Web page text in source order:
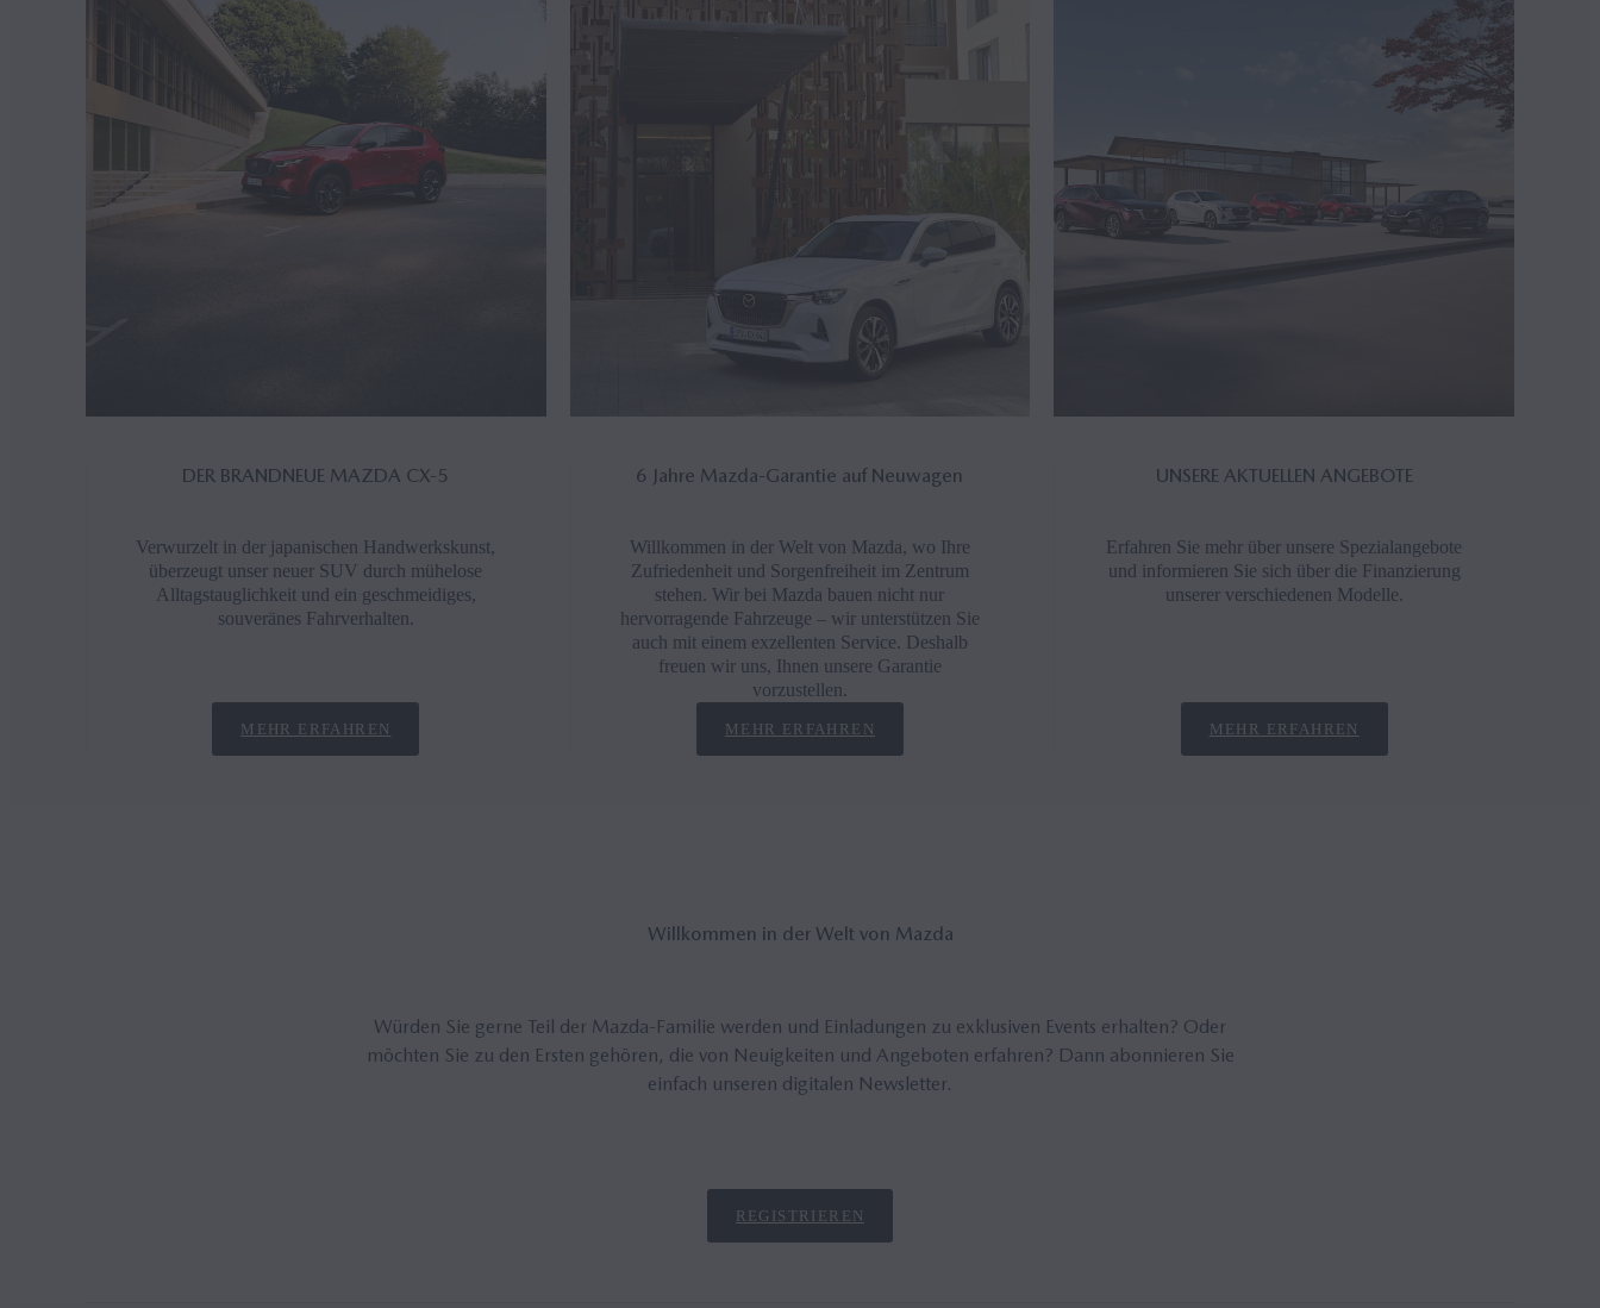
DER BRANDNEUE MAZDA CX‑5
Verwurzelt in der japanischen Handwerkskunst,
überzeugt unser neuer SUV durch mühelose
Alltagstauglichkeit und ein geschmeidiges,
souveränes Fahrverhalten.
MEHR ERFAHREN
6 Jahre Mazda-Garantie auf Neuwagen
Willkommen in der Welt von Mazda, wo Ihre
Zufriedenheit und Sorgenfreiheit im Zentrum
stehen. Wir bei Mazda bauen nicht nur
hervorragende Fahrzeuge – wir unterstützen Sie
auch mit einem exzellenten Service. Deshalb
freuen wir uns, Ihnen unsere Garantie
vorzustellen.
MEHR ERFAHREN
UNSERE AKTUELLEN ANGEBOTE
Erfahren Sie mehr über unsere Spezialangebote
und informieren Sie sich über die Finanzierung
unserer verschiedenen Modelle.
MEHR ERFAHREN
Will­kom­men in der Welt von Mazda
Würden Sie gerne Teil der Mazda-Familie werden und Einladungen zu exklusiven Events erhalten? Oder
möchten Sie zu den Ersten gehören, die von Neuigkeiten und Angeboten erfahren? Dann abonnieren Sie
einfach unseren digitalen Newsletter.
REGISTRIEREN